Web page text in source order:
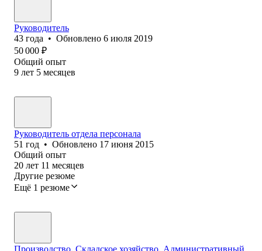
Руководитель
43 года • Обновлено 6 июля 2019
50 000 ₽
Общий опыт
9 лет 5 месяцев
Руководитель отдела персонала
51 год • Обновлено 17 июня 2015
Общий опыт
20 лет 11 месяцев
Другие резюме
Ещё 1 резюме
Производство, Складское хозяйство, Административный